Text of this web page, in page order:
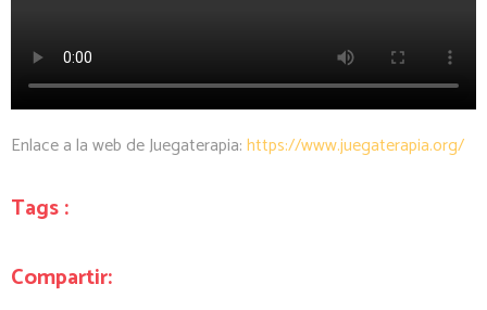
Enlace a la web de Juegaterapia:https://www.juegaterapia.org/
Tags :
Compartir: